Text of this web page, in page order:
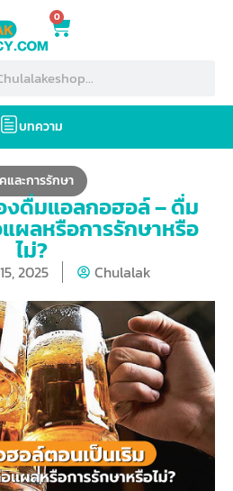
0
บทความ
และการรักษา
งดื่มแอลกอฮอล์ – ดื่ม
ผลหรือการรักษาหรือ
ไม่?
2025 Chulalak